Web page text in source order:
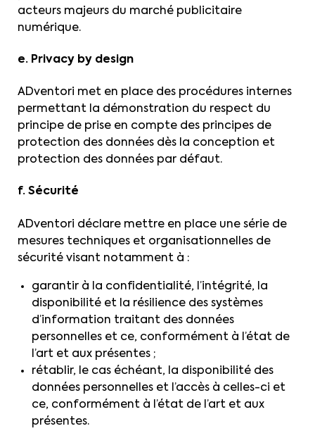
acteurs majeurs du marché publicitaire
numérique.
e. Privacy by design
ADventori met en place des procédures internes
permettant la démonstration du respect du
principe de prise en compte des principes de
protection des données dès la conception et
protection des données par défaut.
f. Sécurité
ADventori déclare mettre en place une série de
mesures techniques et organisationnelles de
sécurité visant notamment à :
garantir à la confidentialité, l’intégrité, la
disponibilité et la résilience des systèmes
d’information traitant des données
personnelles et ce, conformément à l’état de
l’art et aux présentes ;
rétablir, le cas échéant, la disponibilité des
données personnelles et l’accès à celles-ci et
ce, conformément à l’état de l’art et aux
présentes.